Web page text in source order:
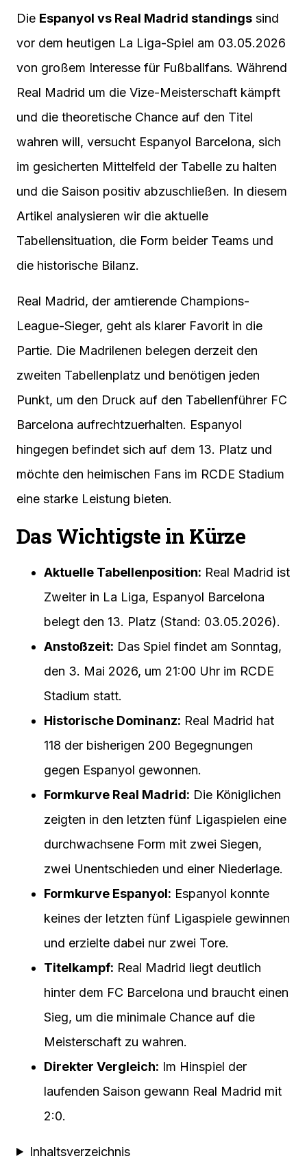
Die Espanyol vs Real Madrid standings sind
vor dem heutigen La Liga-Spiel am 03.05.2026
von großem Interesse für Fußballfans. Während
Real Madrid um die Vize-Meisterschaft kämpft
und die theoretische Chance auf den Titel
wahren will, versucht Espanyol Barcelona, sich
im gesicherten Mittelfeld der Tabelle zu halten
und die Saison positiv abzuschließen. In diesem
Artikel analysieren wir die aktuelle
Tabellensituation, die Form beider Teams und
die historische Bilanz.
Real Madrid, der amtierende Champions-
League-Sieger, geht als klarer Favorit in die
Partie. Die Madrilenen belegen derzeit den
zweiten Tabellenplatz und benötigen jeden
Punkt, um den Druck auf den Tabellenführer FC
Barcelona aufrechtzuerhalten. Espanyol
hingegen befindet sich auf dem 13. Platz und
möchte den heimischen Fans im RCDE Stadium
eine starke Leistung bieten.
Das Wichtigste in Kürze
Aktuelle Tabellenposition: Real Madrid ist
Zweiter in La Liga, Espanyol Barcelona
belegt den 13. Platz (Stand: 03.05.2026).
Anstoßzeit: Das Spiel findet am Sonntag,
den 3. Mai 2026, um 21:00 Uhr im RCDE
Stadium statt.
Historische Dominanz: Real Madrid hat
118 der bisherigen 200 Begegnungen
gegen Espanyol gewonnen.
Formkurve Real Madrid: Die Königlichen
zeigten in den letzten fünf Ligaspielen eine
durchwachsene Form mit zwei Siegen,
zwei Unentschieden und einer Niederlage.
Formkurve Espanyol: Espanyol konnte
keines der letzten fünf Ligaspiele gewinnen
und erzielte dabei nur zwei Tore.
Titelkampf: Real Madrid liegt deutlich
hinter dem FC Barcelona und braucht einen
Sieg, um die minimale Chance auf die
Meisterschaft zu wahren.
Direkter Vergleich: Im Hinspiel der
laufenden Saison gewann Real Madrid mit
2:0.
Inhaltsverzeichnis